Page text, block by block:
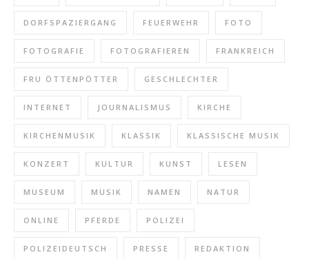
DORFSPAZIERGANG FEUERWEHR FOTO
FOTOGRAFIE FOTOGRAFIEREN FRANKREICH
FRU ÖTTENPÖTTER GESCHLECHTER
INTERNET JOURNALISMUS KIRCHE
KIRCHENMUSIK KLASSIK KLASSISCHE MUSIK
KONZERT KULTUR KUNST LESEN
MUSEUM MUSIK NAMEN NATUR
ONLINE PFERDE POLIZEI
POLIZEIDEUTSCH PRESSE REDAKTION